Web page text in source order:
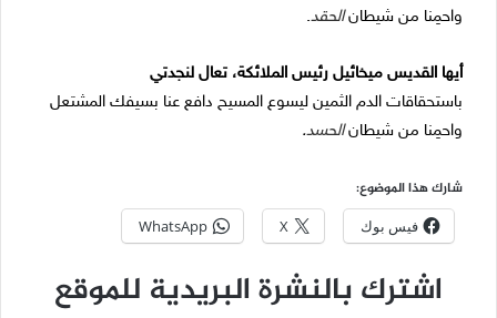
واحمِنا من شيطانالحقد.
أيها القديس ميخائيل رئيس الملائكة، تعال لنجدتي
باستحقاقات الدم الثمين ليسوع المسيح دافع عنا بسيفك المشتعل
واحمِنا من شيطانالحسد.
شارك هذا الموضوع:
فيس بوك X
WhatsApp
اشترك بالنشرة البريدية للموقع